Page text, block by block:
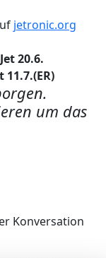
jetronic.org
20.6.
11.7.(ER)
um das
Konversation